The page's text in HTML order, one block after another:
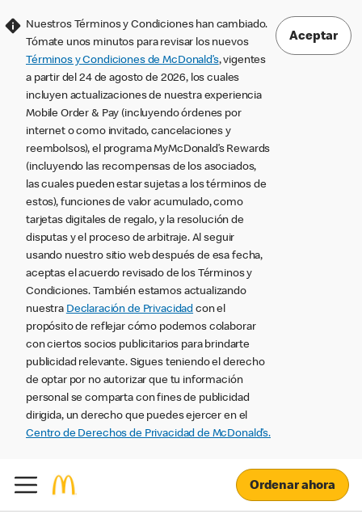
Nuestros Términos y Condiciones han cambiado.
Tómate unos minutos para revisar los nuevos
Términos y Condiciones de McDonald’s, vigentes
a partir del 24 de agosto de 2026, los cuales
incluyen actualizaciones de nuestra experiencia
Mobile Order & Pay (incluyendo órdenes por
internet o como invitado, cancelaciones y
reembolsos), el programa MyMcDonald’s Rewards
(incluyendo las recompensas de los asociados,
las cuales pueden estar sujetas a los términos de
estos), funciones de valor acumulado, como
tarjetas digitales de regalo, y la resolución de
disputas y el proceso de arbitraje. Al seguir
usando nuestro sitio web después de esa fecha,
aceptas el acuerdo revisado de los Términos y
Condiciones. También estamos actualizando
nuestra Declaración de Privacidad con el
propósito de reflejar cómo podemos colaborar
con ciertos socios publicitarios para brindarte
publicidad relevante. Sigues teniendo el derecho
de optar por no autorizar que tu información
personal se comparta con fines de publicidad
dirigida, un derecho que puedes ejercer en el
Centro de Derechos de Privacidad de McDonald’s.
Aceptar
Ordenar ahora